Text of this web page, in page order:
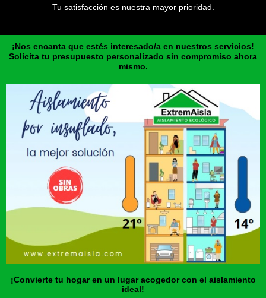
Tu satisfacción es nuestra mayor prioridad.
¡Nos encanta que estés interesado/a en nuestros servicios!
Solicita tu presupuesto personalizado sin compromiso ahora
mismo.
¡Convierte tu hogar en un lugar acogedor con el aislamiento
ideal!